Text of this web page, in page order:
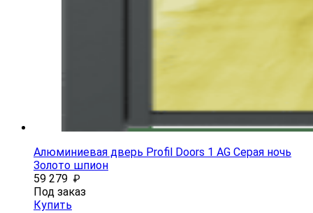
Алюминиевая дверь Profil Doors 1 AG Серая ночь
Золото шпион
59 279 ₽
Под заказ
Купить